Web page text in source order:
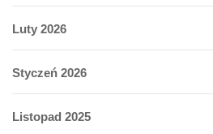
Luty 2026
Styczeń 2026
Listopad 2025